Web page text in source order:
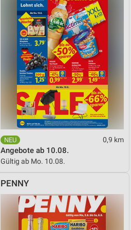
0,9 km
Angebote ab 10.08.
Gültig ab Mo. 10.08.
PENNY